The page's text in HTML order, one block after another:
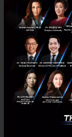
ถ้าคุณตั้
อยากจะได้
ปีที่สองทำเ
สุดท้ายคุณ
เวลานาน แ